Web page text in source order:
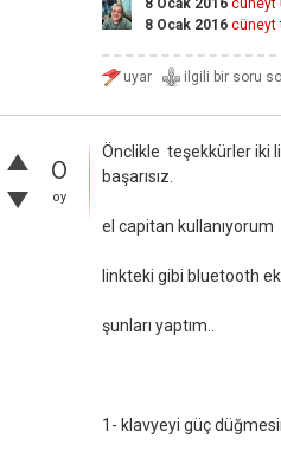
8 Ocak 2016 cüneyt
8 Ocak 2016 cüneyt
0
oy
Önclikle teşekkürler iki
başarısız.
el capitan kullanıyorum
linkteki gibi bluetooth
şunları yaptım..
1- klavyeyi güç